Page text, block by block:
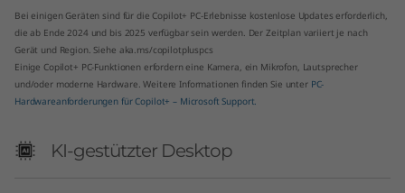
Bei einigen Geräten sind für die Copilot+ PC-Erlebnisse kostenlose Updates erforderlich,
die ab Ende 2024 und bis 2025 verfügbar sein werden. Der Zeitplan variiert je nach
Gerät und Region. Siehe aka.ms/copilotpluspcs
Einige Copilot+ PC-Funktionen erfordern eine Kamera, ein Mikrofon, Lautsprecher
und/oder moderne Hardware. Weitere Informationen finden Sie unter PC-
Hardwareanforderungen für Copilot+ – Microsoft Support.
KI-gestützter Desktop